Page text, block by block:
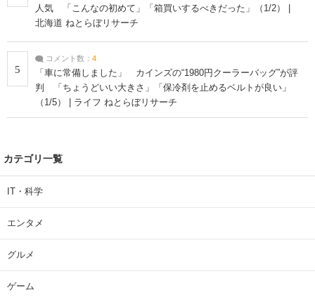
人気 「こんなの初めて」「箱買いするべきだった」（1/2） |
北海道 ねとらぼリサーチ
5
コメント数： 4
「車に常備しました」 カインズの“1980円クーラーバッグ”が評
判 「ちょうどいい大きさ」「保冷剤を止めるベルトが良い」
（1/5） | ライフ ねとらぼリサーチ
カテゴリ一覧
IT・科学
エンタメ
グルメ
ゲーム